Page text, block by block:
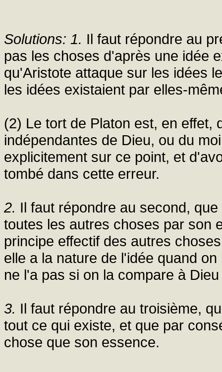
Solutions: 1. Il faut répondre au
pas les choses d'après une idée
qu'Aristote attaque sur les idées
les idées existaient par elles-
(2) Le tort de Platon est, en effet,
indépendantes de Dieu, ou du
explicitement sur ce point, et
tombé dans cette erreur.
2. Il faut répondre au second,
toutes les autres choses par son
principe effectif des autres
elle a la nature de l'idée quand
ne l'a pas si on la compare à
3. Il faut répondre au troisième,
tout ce qui existe, et que par
chose que son essence.